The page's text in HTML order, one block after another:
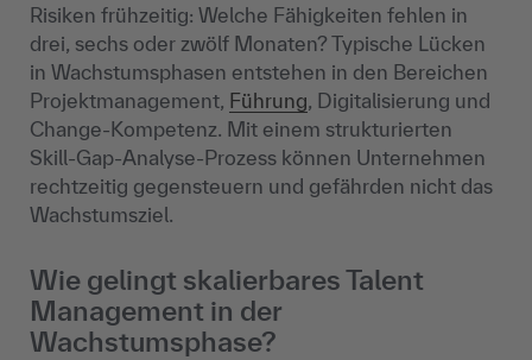
Risiken frühzeitig: Welche Fähigkeiten fehlen in
drei, sechs oder zwölf Monaten? Typische Lücken
in Wachstumsphasen entstehen in den Bereichen
Projektmanagement, Führung, Digitalisierung und
Change-Kompetenz. Mit einem strukturierten
Skill-Gap-Analyse-Prozess können Unternehmen
rechtzeitig gegensteuern und gefährden nicht das
Wachstumsziel.
Wie gelingt skalierbares Talent
Management in der
Wachstumsphase?